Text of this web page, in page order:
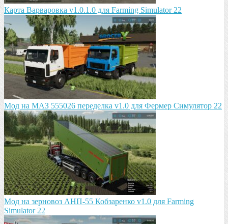
Карта Варваровка v1.0.1.0 для Farming Simulator 22
Мод на МАЗ 555026 пeрeдeлка v1.0 для Фермер Симулятор 22
Мод на зeрновоз АНП-55 Кобзарeнко v1.0 для Farming
Simulator 22